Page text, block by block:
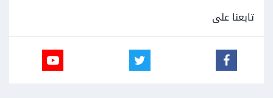
تابعنا على